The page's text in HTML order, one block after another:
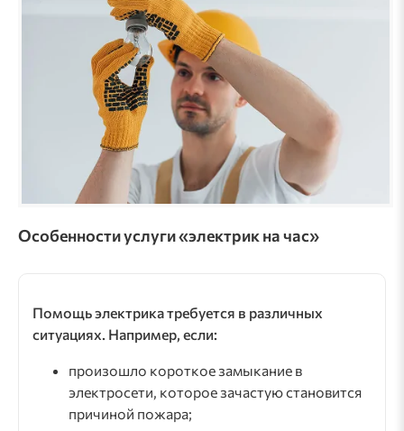
Особенности услуги «электрик на час»
Помощь электрика требуется в различных
ситуациях. Например, если:
произошло короткое замыкание в
электросети, которое зачастую становится
причиной пожара;